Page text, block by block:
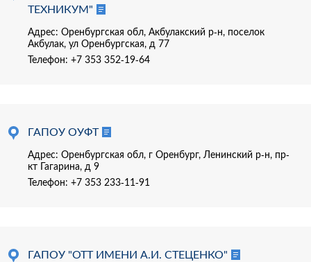
ТЕХНИКУМ"
Адрес: Оренбургская обл, Акбулакский р-н, поселок
Акбулак, ул Оренбургская, д 77
Телефон: +7 353 352-19-64
ГАПОУ ОУФТ
Адрес: Оренбургская обл, г Оренбург, Ленинский р-н, пр-
кт Гагарина, д 9
Телефон: +7 353 233-11-91
ГАПОУ "ОТТ ИМЕНИ А.И. СТЕЦЕНКО"